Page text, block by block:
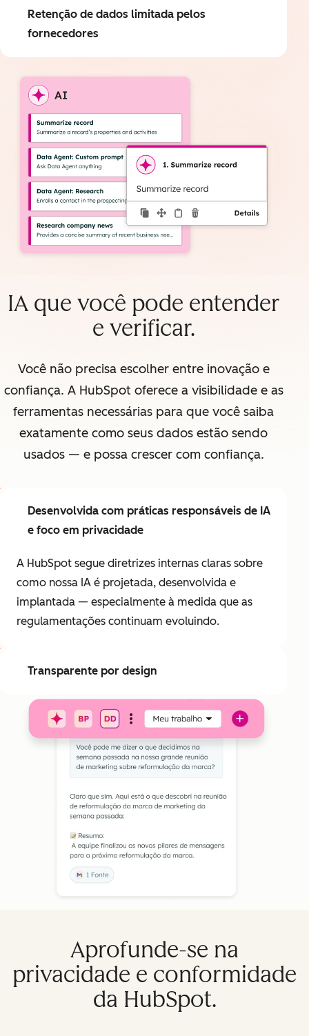
Retenção de dados limitada pelos
fornecedores
IA que você pode entender
e verificar.
Você não precisa escolher entre inovação e
confiança. A HubSpot oferece a visibilidade e as
ferramentas necessárias para que você saiba
exatamente como seus dados estão sendo
usados — e possa crescer com confiança.
Desenvolvida com práticas responsáveis de IA
e foco em privacidade
A HubSpot segue diretrizes internas claras sobre
como nossa IA é projetada, desenvolvida e
implantada — especialmente à medida que as
regulamentações continuam evoluindo.
Transparente por design
Aprofunde-se na
privacidade e conformidade
da HubSpot.